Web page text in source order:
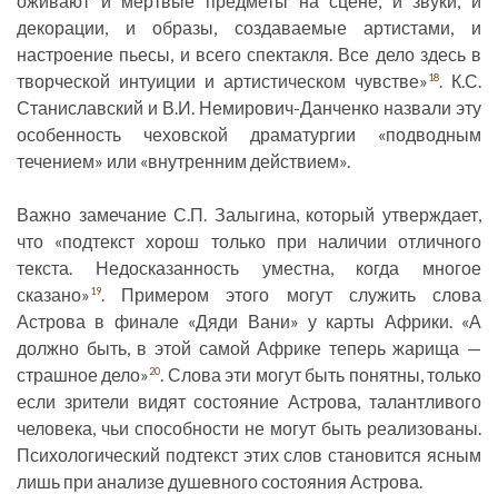
декорации, и образы, создаваемые артистами, и
настроение пьесы, и всего спектакля. Все дело здесь в
творческой интуиции и артистическом чувстве»18. К.С.
Станиславский и В.И. Немирович-Данченко назвали эту
особенность чеховской драматургии «подводным
течением» или «внутренним действием».
Важно замечание С.П. Залыгина, который утверждает,
что «подтекст хорош только при наличии отличного
текста. Недосказанность уместна, когда многое
сказано»19. Примером этого могут служить слова
Астрова в финале «Дяди Вани» у карты Африки. «А
должно быть, в этой самой Африке теперь жарища —
страшное дело»20. Слова эти могут быть понятны, только
если зрители видят состояние Астрова, талантливого
человека, чьи способности не могут быть реализованы.
Психологический подтекст этих слов становится ясным
лишь при анализе душевного состояния Астрова.